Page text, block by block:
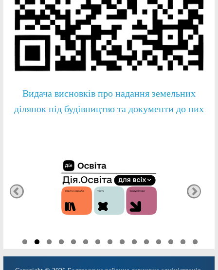
Видача висновків про надання земельних
ділянок під будівництво та документи до них